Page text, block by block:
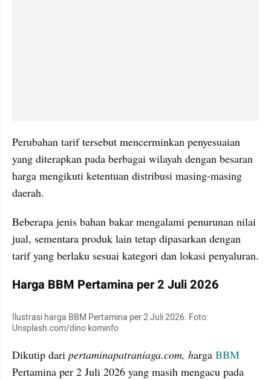
Perubahan tarif tersebut mencerminkan penyesuaian
yang diterapkan pada berbagai wilayah dengan besaran
harga mengikuti ketentuan distribusi masing-masing
daerah.
Beberapa jenis bahan bakar mengalami penurunan nilai
jual, sementara produk lain tetap dipasarkan dengan
tarif yang berlaku sesuai kategori dan lokasi penyaluran.
Harga BBM Pertamina per 2 Juli 2026
Ilustrasi harga BBM Pertamina per 2 Juli 2026. Foto:
Unsplash.com/dino kominfo
Dikutip dari pertaminapatraniaga.com, harga BBM
Pertamina per 2 Juli 2026 yang masih mengacu pada